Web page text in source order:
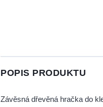
POPIS PRODUKTU
Závěsná dřevěná hračka do